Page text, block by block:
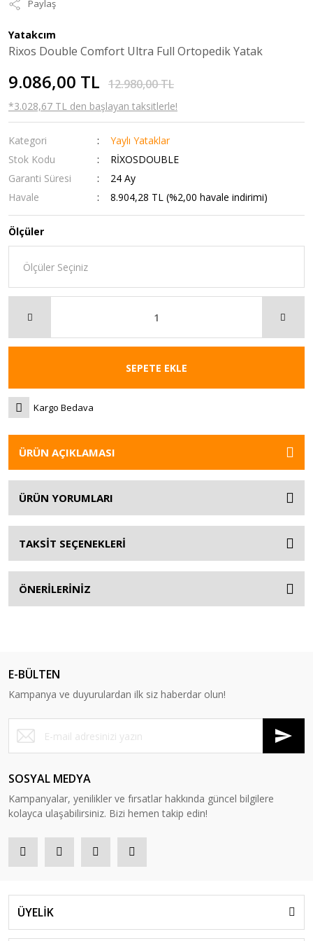
Paylaş
Yatakcım
Rixos Double Comfort Ultra Full Ortopedik Yatak
9.086,00 TL 12.980,00 TL
*3.028,67 TL den başlayan taksitlerle!
Kategori
Yaylı Yataklar
Stok Kodu
RİXOSDOUBLE
Garanti Süresi
24 Ay
Havale
8.904,28 TL (%2,00 havale indirimi)
Ölçüler
SEPETE EKLE
Kargo Bedava
ÜRÜN AÇIKLAMASI
ÜRÜN YORUMLARI
TAKSİT SEÇENEKLERİ
ÖNERİLERİNİZ
E-BÜLTEN
Kampanya ve duyurulardan ilk siz haberdar olun!
SOSYAL MEDYA
Kampanyalar, yenilikler ve fırsatlar hakkında güncel bilgilere
kolayca ulaşabilirsiniz. Bizi hemen takip edin!
ÜYELİK